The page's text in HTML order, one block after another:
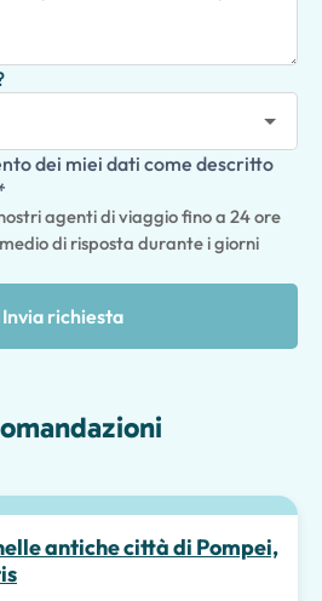
dei miei dati come descritto
agenti di viaggio fino a 24 ore
di risposta durante i giorni
Invia richiesta
antiche città di Pompei,